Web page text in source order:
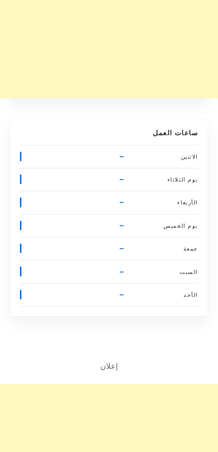
ساعات العمل
الاثنين –
يوم الثلاثاء –
الأربعاء –
يوم الخميس –
جمعة –
السبت –
الأحد –
إعلان